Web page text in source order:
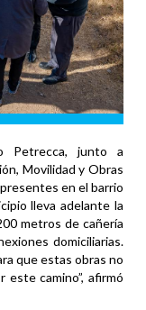
Petrecca, junto a
Movilidad y Obras
en el barrio
lleva adelante la
metros de cañería
domiciliarias.
que estas obras no
camino”, afirmó